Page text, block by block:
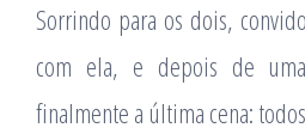
Sorrindo para os dois,
com ela, e depois de
finalmente a última cena: